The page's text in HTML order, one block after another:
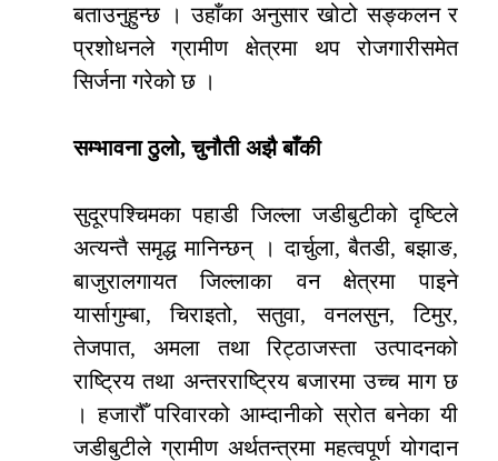
बताउनुहुन्छ । उहाँका अनुसार खोटो सङ्कलन र
प्रशोधनले ग्रामीण क्षेत्रमा थप रोजगारीसमेत
सिर्जना गरेको छ ।
सम्भावना ठुलो, चुनौती अझै बाँकी
सुदूरपश्चिमका पहाडी जिल्ला जडीबुटीको दृष्टिले
अत्यन्तै समृद्ध मानिन्छन् । दार्चुला, बैतडी, बझाङ,
बाजुरालगायत जिल्लाका वन क्षेत्रमा पाइने
यार्सागुम्बा, चिराइतो, सतुवा, वनलसुन, टिमुर,
तेजपात, अमला तथा रिट्ठाजस्ता उत्पादनको
राष्ट्रिय तथा अन्तरराष्ट्रिय बजारमा उच्च माग छ
। हजारौँ परिवारको आम्दानीको स्रोत बनेका यी
जडीबुटीले ग्रामीण अर्थतन्त्रमा महत्वपूर्ण योगदान